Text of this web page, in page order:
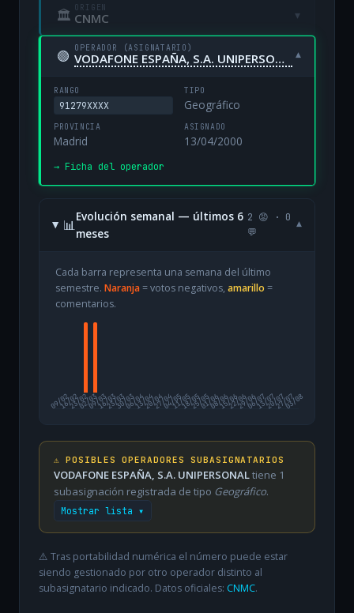
🏛 ORIGEN
CNMC ▾
🟢 OPERADOR (ASIGNATARIO)
VODAFONE ESPAÑA, S.A. UNIPERSONAL ▾
RANGO
91279XXXX
TIPO
Geográfico
PROVINCIA
Madrid
ASIGNADO
13/04/2000
→ Ficha del operador
📊
Evolución semanal — últimos 6
meses
2 😡 · 0
💬
▾
Cada barra representa una semana del último
semestre. Naranja= votos negativos, amarillo =
comentarios.
09/02
16/0223/0202/0309/0316/0323/0330/0306/0413/0420/0427/0404/0511/0518/0525/0501/0608/0615/0622/0629/0606/0713/0720/0727/07
03/08
⚠️ POSIBLES OPERADORES SUBASIGNATARIOS
VODAFONE ESPAÑA, S.A. UNIPERSONALtiene 1
subasignación registrada de tipo Geográfico.
Mostrar lista ▾
⚠️ Tras portabilidad numérica el número puede estar
siendo gestionado por otro operador distinto al
subasignatario indicado. Datos oficiales: CNMC.